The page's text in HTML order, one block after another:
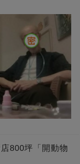
800坪「開動物